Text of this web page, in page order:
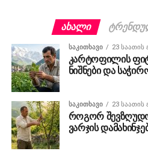
ᲐᲮᲐᲚᲘ
ᲡᲐᲙᲘᲗᲮᲐᲕᲘ 23 საათის
კარტოფილის
ნიშნები და
ᲡᲐᲙᲘᲗᲮᲐᲕᲘ 23 საათის
როგორ
ვარჯის